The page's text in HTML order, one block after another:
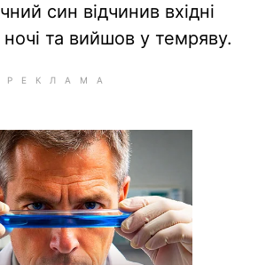
син відчинив вхідні
та вийшов у темряву.